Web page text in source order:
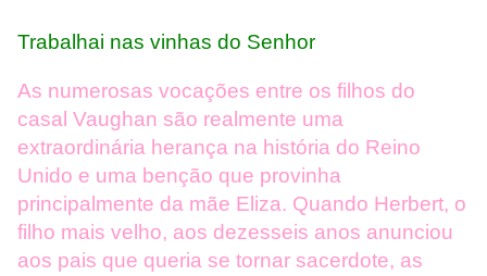
Trabalhai nas vinhas do Senhor
As numerosas vocações entre os filhos do
casal Vaughan são realmente uma
extraordinária herança na história do Reino
Unido e uma benção que provinha
principalmente da mãe Eliza. Quando Herbert, o
filho mais velho, aos dezesseis anos anunciou
aos pais que queria se tornar sacerdote, as